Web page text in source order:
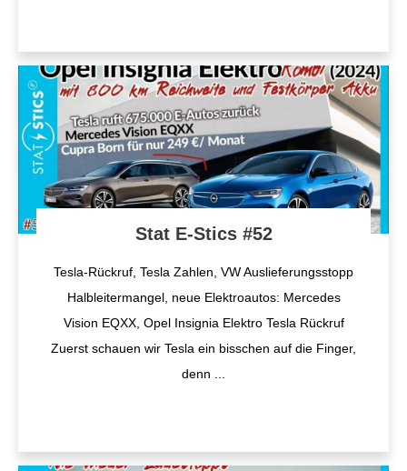
Stat E-Stics #52
Tesla-Rückruf, Tesla Zahlen, VW Auslieferungsstopp
Halbleitermangel, neue Elektroautos: Mercedes
Vision EQXX, Opel Insignia Elektro Tesla Rückruf
Zuerst schauen wir Tesla ein bisschen auf die Finger,
denn